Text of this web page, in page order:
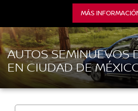
MÁS
AUTOS SEMINUEVOS
EN CIUDAD DE